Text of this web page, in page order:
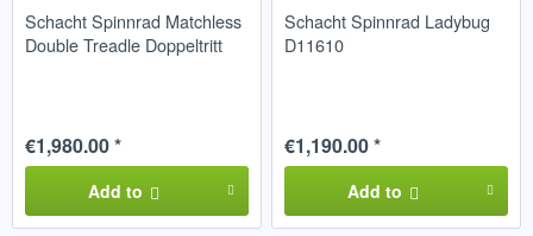
Schacht Spinnrad Matchless
Double Treadle Doppeltritt
€1,980.00 *
Add to
Schacht Spinnrad Ladybug
D11610
€1,190.00 *
Add to